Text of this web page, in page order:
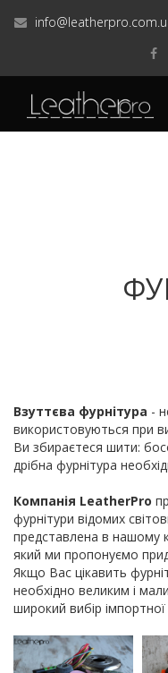
Взуттєва фурнітура -
використовуються при
Ви збираєтеся шити:
дрібна фурнітура
Компанія LeatherPro
фурнітури відомих
представлена ​​в нашому
який ми пропонуємо
Якщо Вас цікавить
необхідно великим і
широкий вибір імпортної